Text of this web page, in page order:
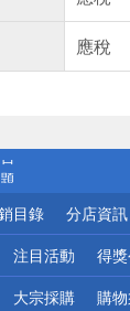
應稅
配送
！請小心！
目錄 分店資訊
注目活動 得
大宗採購 購